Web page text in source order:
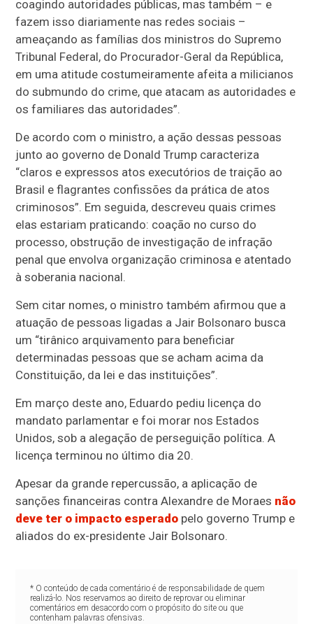
coagindo autoridades públicas, mas também – e
fazem isso diariamente nas redes sociais –
ameaçando as famílias dos ministros do Supremo
Tribunal Federal, do Procurador-Geral da República,
em uma atitude costumeiramente afeita a milicianos
do submundo do crime, que atacam as autoridades e
os familiares das autoridades”.
De acordo com o ministro, a ação dessas pessoas
junto ao governo de Donald Trump caracteriza
“claros e expressos atos executórios de traição ao
Brasil e flagrantes confissões da prática de atos
criminosos”. Em seguida, descreveu quais crimes
elas estariam praticando: coação no curso do
processo, obstrução de investigação de infração
penal que envolva organização criminosa e atentado
à soberania nacional.
Sem citar nomes, o ministro também afirmou que a
atuação de pessoas ligadas a Jair Bolsonaro busca
um “tirânico arquivamento para beneficiar
determinadas pessoas que se acham acima da
Constituição, da lei e das instituições”.
Em março deste ano, Eduardo pediu licença do
mandato parlamentar e foi morar nos Estados
Unidos, sob a alegação de perseguição política. A
licença terminou no último dia 20.
Apesar da grande repercussão, a aplicação de
sanções financeiras contra Alexandre de Moraes não
deve ter o impacto esperado pelo governo Trump e
aliados do ex-presidente Jair Bolsonaro.
* O conteúdo de cada comentário é de responsabilidade de quem
realizá-lo. Nos reservamos ao direito de reprovar ou eliminar
comentários em desacordo com o propósito do site ou que
contenham palavras ofensivas.